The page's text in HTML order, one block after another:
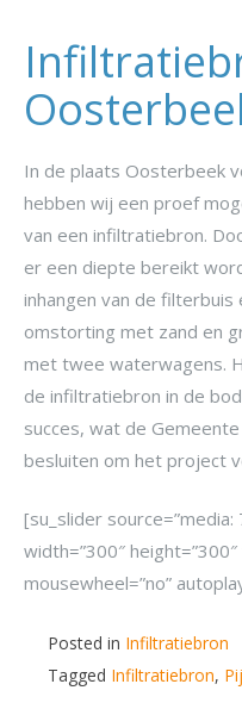
In de plaats Oosterbeek
hebben wij een proef
van een infiltratiebron.
er een diepte bereikt
inhangen van de
omstorting met zand en
met twee waterwagens.
de infiltratiebron in de
succes, wat de
besluiten om het project
[su_slider source=”media:
width=”300″
mousewheel=”no”
Posted in Infiltratiebron
Tagged Infiltratiebron,